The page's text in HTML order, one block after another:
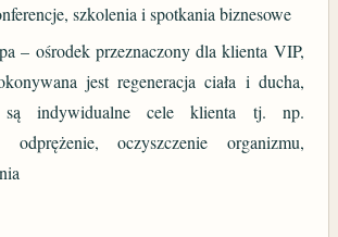
szkolenia i spotkania biznesowe
– ośrodek przeznaczony dla klienta VIP,
jest regeneracja ciała i ducha,
są indywidualne cele klienta tj. np.
odprężenie, oczyszczenie organizmu,